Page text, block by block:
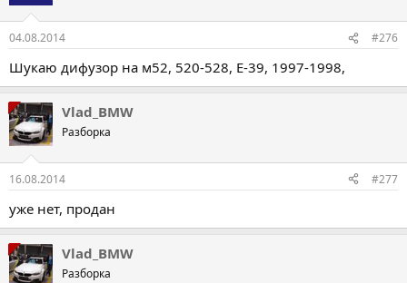
04.08.2014 #276
Шукаю дифузор на м52, 520-528, Е-39, 1997-1998,
Vlad_BMW
Разборка
16.08.2014 #277
уже нет, продан
Vlad_BMW
Разборка